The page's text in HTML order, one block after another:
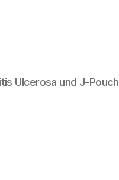
Ulcerosa und J-Pouch